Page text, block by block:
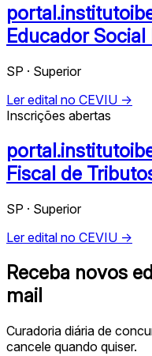
Educador Social
SP · Superior
Ler edital no CEVIU →
Inscrições abertas
Fiscal de
SP · Superior
Ler edital no CEVIU →
Receba novos
mail
Curadoria diária de
cancele quando quiser.